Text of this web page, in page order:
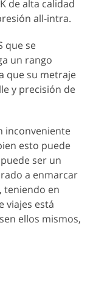
de alta calidad
all-intra.
que se
un rango
que su metraje
y precisión de
inconveniente
esto puede
ser un
a enmarcar
teniendo en
viajes está
ellos mismos,